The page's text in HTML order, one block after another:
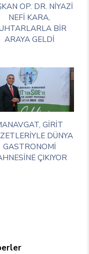
OP. DR. NİYAZİ
NEFİ KARA,
BİR
ARAYA GELDİ
GİRİT
DÜNYA
GASTRONOMİ
ÇIKIYOR